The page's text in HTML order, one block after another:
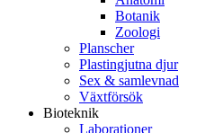
Botanik
Zoologi
Planscher
Plastingjutna djur
Sex & samlevnad
Växtförsök
Bioteknik
Laborationer